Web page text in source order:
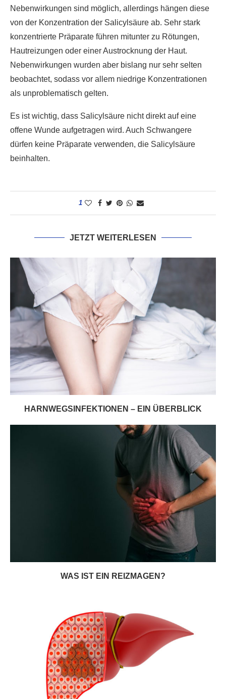
Nebenwirkungen sind möglich, allerdings hängen diese
von der Konzentration der Salicylsäure ab. Sehr stark
konzentrierte Präparate führen mitunter zu Rötungen,
Hautreizungen oder einer Austrocknung der Haut.
Nebenwirkungen wurden aber bislang nur sehr selten
beobachtet, sodass vor allem niedrige Konzentrationen
als unproblematisch gelten.
Es ist wichtig, dass Salicylsäure nicht direkt auf eine
offene Wunde aufgetragen wird. Auch Schwangere
dürfen keine Präparate verwenden, die Salicylsäure
beinhalten.
1
JETZT WEITERLESEN
HARNWEGSINFEKTIONEN – EIN ÜBERBLICK
WAS IST EIN REIZMAGEN?